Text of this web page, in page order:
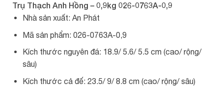
Trụ Thạch Anh Hồng – 0,9kg 026-0763A-0,9
Nhà sản xuất: An Phát
Mã sản phẩm: 026-0763A-0,9
Kích thước nguyên đá: 18.9/ 5.6/ 5.5 cm (cao/ rộng/
sâu)
Kích thước cả đế: 23.5/ 9/ 8.8 cm (cao/ rộng/ sâu)